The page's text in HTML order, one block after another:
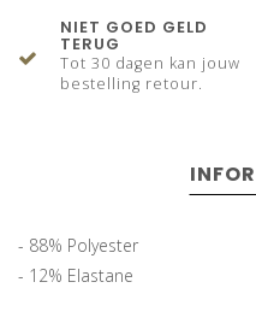
NIET GOED GELD
TERUG
Tot 30 dagen kan jouw
bestelling retour.
- 88% Polyester
- 12% Elastane